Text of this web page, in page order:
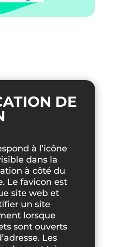
DE
à l’icône
dans la
à côté du
Le favicon est
site web et
un site
lorsque
sont ouverts
Les